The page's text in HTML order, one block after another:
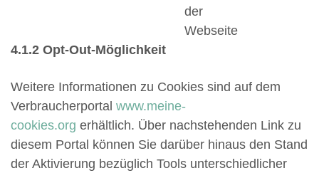
der
Webseite
4.1.2 Opt-Out-Möglichkeit
Weitere Informationen zu Cookies sind auf dem
Verbraucherportal www.meine-
cookies.org erhältlich. Über nachstehenden Link zu
diesem Portal können Sie darüber hinaus den Stand
der Aktivierung bezüglich Tools unterschiedlicher